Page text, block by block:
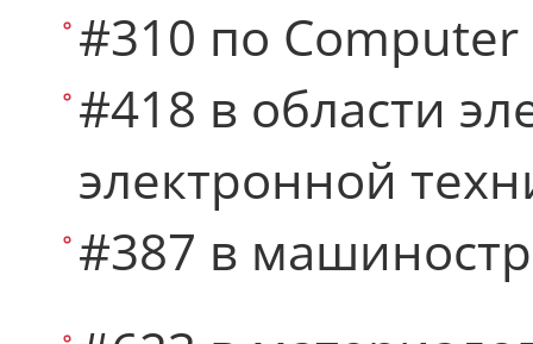
#310 по Computer
#418 в области
электронной
#387 в